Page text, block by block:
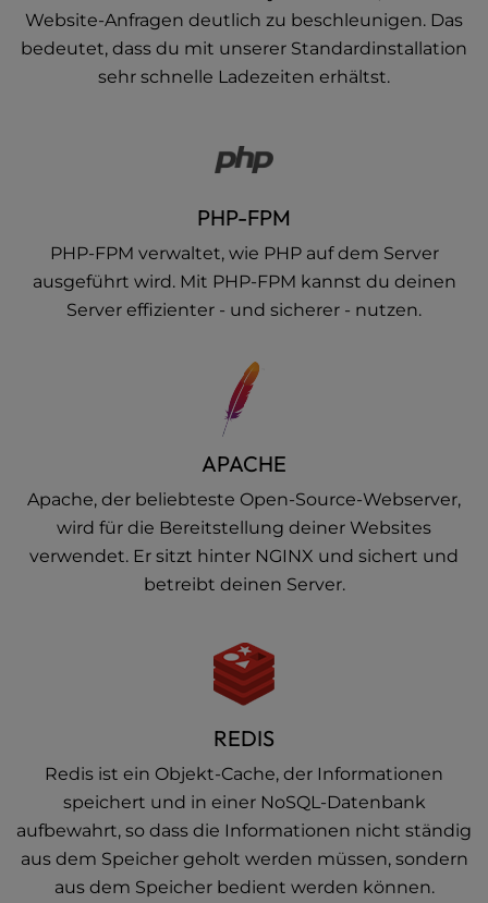
Website-Anfragen deutlich zu beschleunigen. Das
bedeutet, dass du mit unserer Standardinstallation
sehr schnelle Ladezeiten erhältst.
PHP-FPM
PHP-FPM verwaltet, wie PHP auf dem Server
ausgeführt wird. Mit PHP-FPM kannst du deinen
Server effizienter - und sicherer - nutzen.
APACHE
Apache, der beliebteste Open-Source-Webserver,
wird für die Bereitstellung deiner Websites
verwendet. Er sitzt hinter NGINX und sichert und
betreibt deinen Server.
REDIS
Redis ist ein Objekt-Cache, der Informationen
speichert und in einer NoSQL-Datenbank
aufbewahrt, so dass die Informationen nicht ständig
aus dem Speicher geholt werden müssen, sondern
aus dem Speicher bedient werden können.